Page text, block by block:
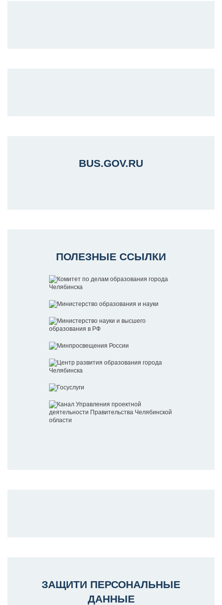
BUS.GOV.RU
ПОЛЕЗНЫЕ ССЫЛКИ
ЗАЩИТИ ПЕРСОНАЛЬНЫЕ
ДАННЫЕ